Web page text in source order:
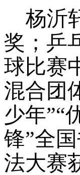
杨沂
奖；乒
球比赛
混合团
少年”“
锋”全
法大赛